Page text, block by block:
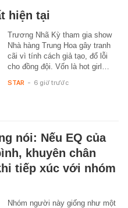
hiện tại
Trương Nhã Kỳ tham gia show
Nhà hàng Trung Hoa gây tranh
cãi vì tính cách giả tạo, đổ lỗi
cho đồng đội. Vốn là hot girl…
STAR - 6 giờ trước
nói: Nếu EQ của
khuyên chân
tiếp xúc với nhóm
Nhóm người này giống như một